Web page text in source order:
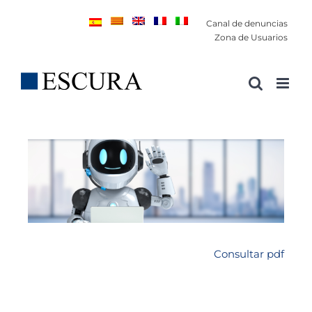
Canal de denuncias
Zona de Usuarios
Consultar pdf